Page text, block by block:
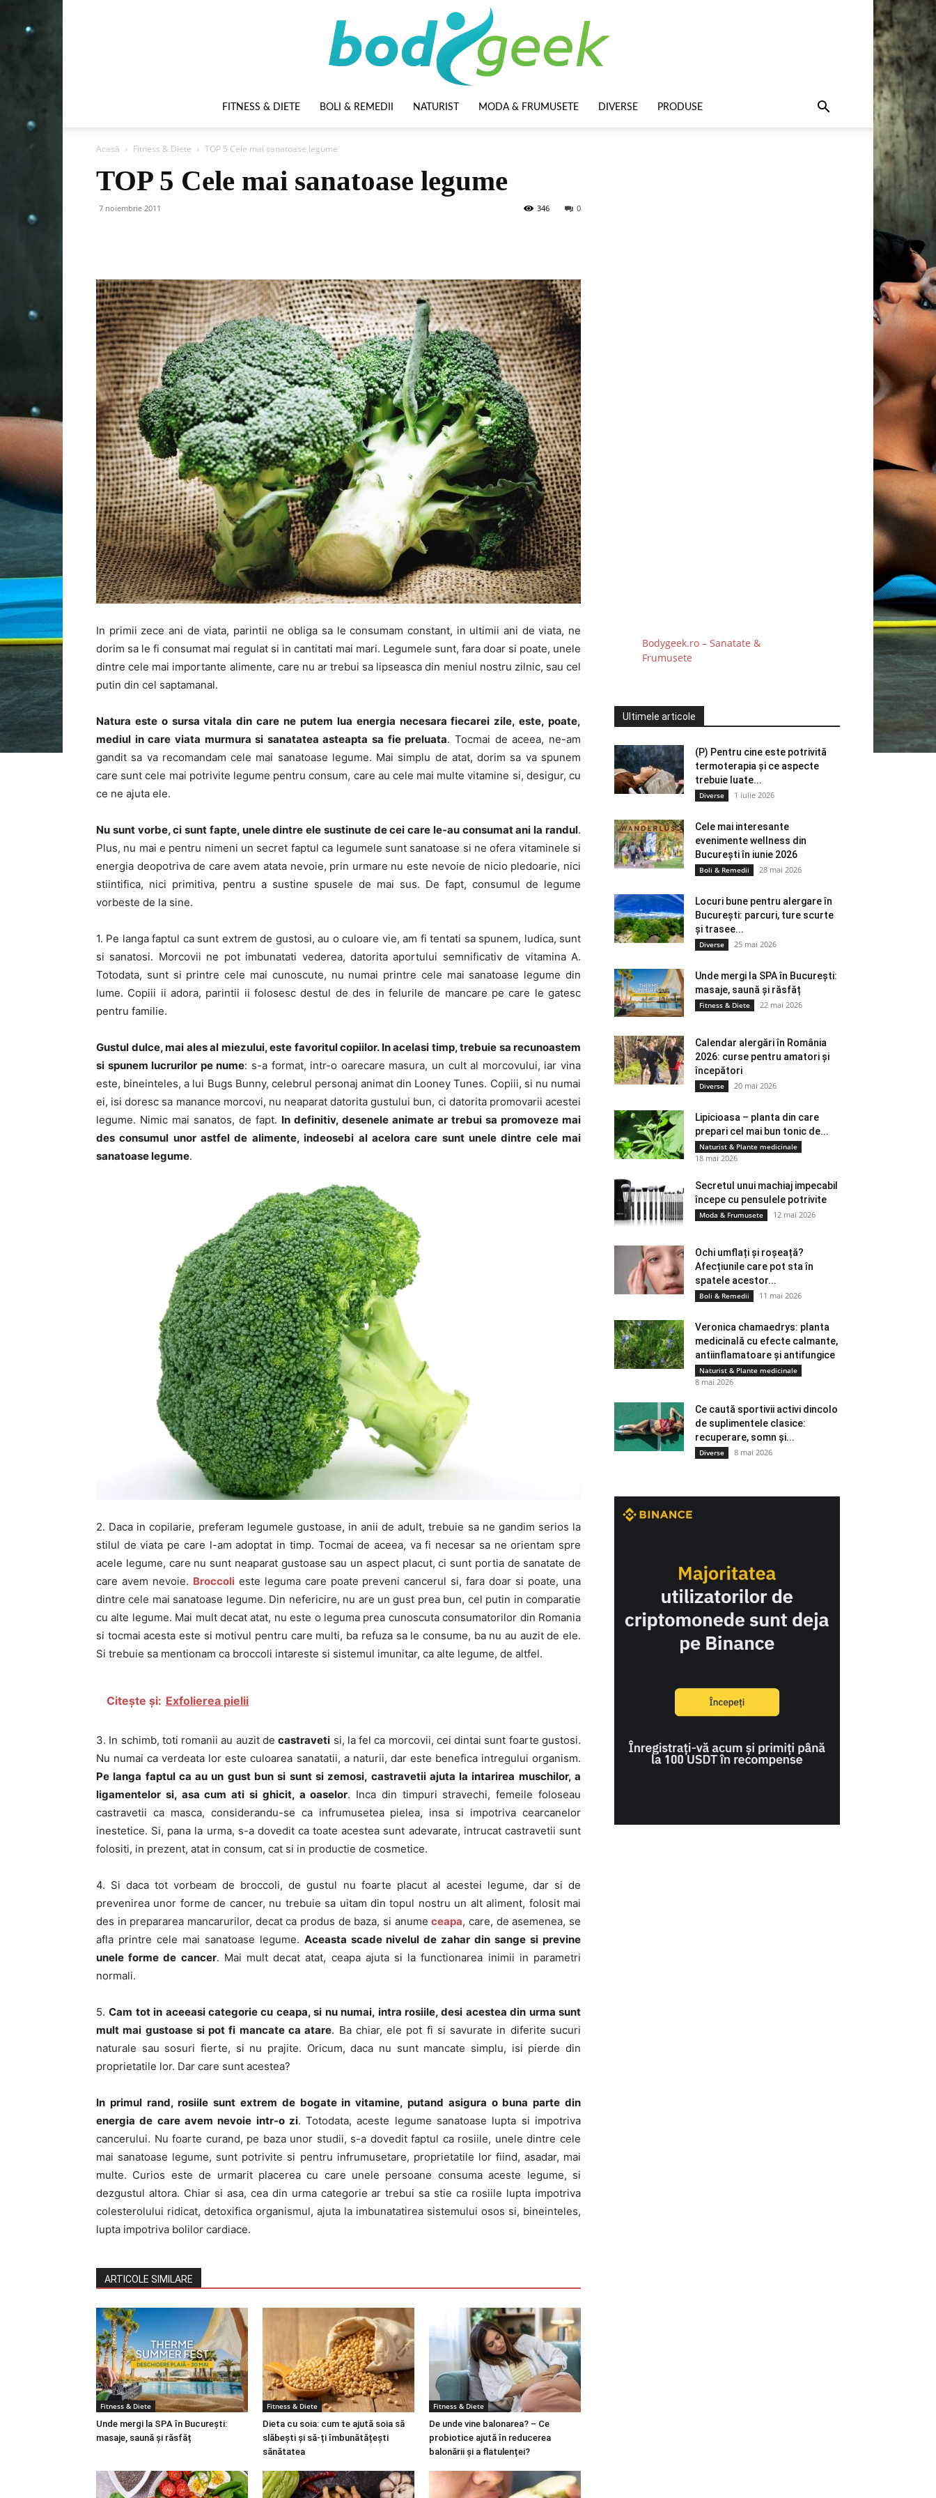
FITNESS & DIETE BOLI & REMEDII NATURIST MODA & FRUMUSETE DIVERSE PRODUSE
Acasă Fitness & Diete TOP 5 Cele mai sanatoase legume
TOP 5 Cele mai sanatoase legume
7 noiembrie 2011 0
346
In primii zece ani de viata, parintii ne obliga sa le consumam constant, in ultimii ani de viata, ne
dorim sa le fi consumat mai regulat si in cantitati mai mari. Legumele sunt, fara doar si poate, unele
dintre cele mai importante alimente, care nu ar trebui sa lipseasca din meniul nostru zilnic, sau cel
putin din cel saptamanal.
Natura este o sursa vitala din care ne putem lua energia necesara fiecarei zile, este, poate,
mediul in care viata murmura si sanatatea asteapta sa fie preluata. Tocmai de aceea, ne-am
gandit sa va recomandam cele mai sanatoase legume. Mai simplu de atat, dorim sa va spunem
care sunt cele mai potrivite legume pentru consum, care au cele mai multe vitamine si, desigur, cu
ce ne ajuta ele.
Nu sunt vorbe, ci sunt fapte, unele dintre ele sustinute de cei care le-au consumat ani la randul.
Plus, nu mai e pentru nimeni un secret faptul ca legumele sunt sanatoase si ne ofera vitaminele si
energia deopotriva de care avem atata nevoie, prin urmare nu este nevoie de nicio pledoarie, nici
stiintifica, nici primitiva, pentru a sustine spusele de mai sus. De fapt, consumul de legume
vorbeste de la sine.
1. Pe langa faptul ca sunt extrem de gustosi, au o culoare vie, am fi tentati sa spunem, ludica, sunt
si sanatosi. Morcovii ne pot imbunatati vederea, datorita aportului semnificativ de vitamina A.
Totodata, sunt si printre cele mai cunoscute, nu numai printre cele mai sanatoase legume din
lume. Copiii ii adora, parintii ii folosesc destul de des in felurile de mancare pe care le gatesc
pentru familie.
Gustul dulce, mai ales al miezului, este favoritul copiilor. In acelasi timp, trebuie sa recunoastem
si spunem lucrurilor pe nume: s-a format, intr-o oarecare masura, un cult al morcovului, iar vina
este, bineinteles, a lui Bugs Bunny, celebrul personaj animat din Looney Tunes. Copiii, si nu numai
ei, isi doresc sa manance morcovi, nu neaparat datorita gustului bun, ci datorita promovarii acestei
legume. Nimic mai sanatos, de fapt. In definitiv, desenele animate ar trebui sa promoveze mai
des consumul unor astfel de alimente, indeosebi al acelora care sunt unele dintre cele mai
sanatoase legume.
2. Daca in copilarie, preferam legumele gustoase, in anii de adult, trebuie sa ne gandim serios la
stilul de viata pe care l-am adoptat in timp. Tocmai de aceea, va fi necesar sa ne orientam spre
acele legume, care nu sunt neaparat gustoase sau un aspect placut, ci sunt portia de sanatate de
care avem nevoie. Broccolieste leguma care poate preveni cancerul si, fara doar si poate, una
dintre cele mai sanatoase legume. Din nefericire, nu are un gust prea bun, cel putin in comparatie
cu alte legume. Mai mult decat atat, nu este o leguma prea cunoscuta consumatorilor din Romania
si tocmai acesta este si motivul pentru care multi, ba refuza sa le consume, ba nu au auzit de ele.
Si trebuie sa mentionam ca broccoli intareste si sistemul imunitar, ca alte legume, de altfel.
Citește și: Exfolierea pielii
3. In schimb, toti romanii au auzit decastraveti si, la fel ca morcovii, cei dintai sunt foarte gustosi.
Nu numai ca verdeata lor este culoarea sanatatii, a naturii, dar este benefica intregului organism.
Pe langa faptul ca au un gust bun si sunt si zemosi, castravetii ajuta la intarirea muschilor, a
ligamentelor si, asa cum ati si ghicit, a oaselor. Inca din timpuri stravechi, femeile foloseau
castravetii ca masca, considerandu-se ca infrumusetea pielea, insa si impotriva cearcanelor
inestetice. Si, pana la urma, s-a dovedit ca toate acestea sunt adevarate, intrucat castravetii sunt
folositi, in prezent, atat in consum, cat si in productie de cosmetice.
4. Si daca tot vorbeam de broccoli, de gustul nu foarte placut al acestei legume, dar si de
prevenirea unor forme de cancer, nu trebuie sa uitam din topul nostru un alt aliment, folosit mai
des in prepararea mancarurilor, decat ca produs de baza, si anumeceapa, care, de asemenea, se
afla printre cele mai sanatoase legume. Aceasta scade nivelul de zahar din sange si previne
unele forme de cancer. Mai mult decat atat, ceapa ajuta si la functionarea inimii in parametri
normali.
5.Cam tot in aceeasi categorie cu ceapa, si nu numai, intra rosiile, desi acestea din urma sunt
mult mai gustoase si pot fi mancate ca atare. Ba chiar, ele pot fi si savurate in diferite sucuri
naturale sau sosuri fierte, si nu prajite. Oricum, daca nu sunt mancate simplu, isi pierde din
proprietatile lor. Dar care sunt acestea?
In primul rand, rosiile sunt extrem de bogate in vitamine, putand asigura o buna parte din
energia de care avem nevoie intr-o zi. Totodata, aceste legume sanatoase lupta si impotriva
cancerului. Nu foarte curand, pe baza unor studii, s-a dovedit faptul ca rosiile, unele dintre cele
mai sanatoase legume, sunt potrivite si pentru infrumusetare, proprietatile lor fiind, asadar, mai
multe. Curios este de urmarit placerea cu care unele persoane consuma aceste legume, si
dezgustul altora. Chiar si asa, cea din urma categorie ar trebui sa stie ca rosiile lupta impotriva
colesterolului ridicat, detoxifica organismul, ajuta la imbunatatirea sistemului osos si, bineinteles,
lupta impotriva bolilor cardiace.
ARTICOLE SIMILARE
Fitness & Diete
Unde mergi la SPA în București:
masaje, saună și răsfăț
Fitness & Diete
Dieta cu soia: cum te ajută soia să
slăbești și să-ți îmbunătățești
sănătatea
Fitness & Diete
De unde vine balonarea? – Ce
probiotice ajută în reducerea
balonării și a flatulenței?
Bodygeek.ro – Sanatate &
Frumusete
Ultimele articole
(P) Pentru cine este potrivită
termoterapia și ce aspecte
trebuie luate...
Diverse 1 iulie 2026
Cele mai interesante
evenimente wellness din
București în iunie 2026
Boli & Remedii 28 mai 2026
Locuri bune pentru alergare în
București: parcuri, ture scurte
și trasee...
Diverse 25 mai 2026
Unde mergi la SPA în București:
masaje, saună și răsfăț
Fitness & Diete 22 mai 2026
Calendar alergări în România
2026: curse pentru amatori și
începători
Diverse 20 mai 2026
Lipicioasa – planta din care
prepari cel mai bun tonic de...
Naturist & Plante medicinale
18 mai 2026
Secretul unui machiaj impecabil
începe cu pensulele potrivite
Moda & Frumusete 12 mai 2026
Ochi umflați și roșeață?
Afecțiunile care pot sta în
spatele acestor...
Boli & Remedii 11 mai 2026
Veronica chamaedrys: planta
medicinală cu efecte calmante,
antiinflamatoare și antifungice
Naturist & Plante medicinale
8 mai 2026
Ce caută sportivii activi dincolo
de suplimentele clasice:
recuperare, somn și...
Diverse 8 mai 2026